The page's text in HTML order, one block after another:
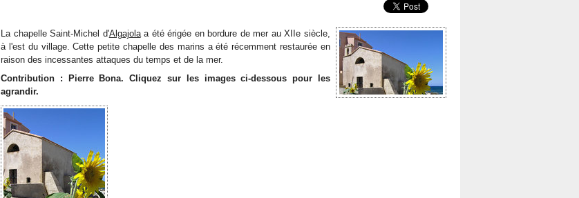
La chapelle Saint-Michel d'Algajolaa été érigée en bordure de mer au XIIe siècle,
à l'est du village. Cette petite chapelle des marins a été récemment restaurée en
raison des incessantes attaques du temps et de la mer.
Contribution : Pierre Bona. Cliquez sur les images ci-dessous pour les
agrandir.